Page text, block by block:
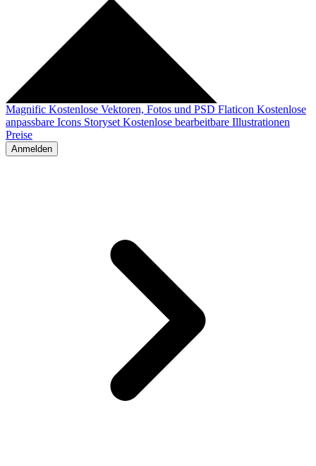
Magnific Kostenlose Vektoren, Fotos und PSD Flaticon Kostenlose
anpassbare Icons Storyset Kostenlose bearbeitbare Illustrationen
Preise
Anmelden